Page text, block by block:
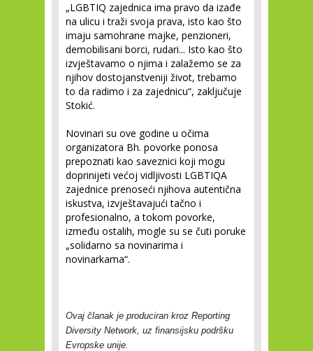
„LGBTIQ zajednica ima pravo da izađe
na ulicu i traži svoja prava, isto kao što
imaju samohrane majke, penzioneri,
demobilisani borci, rudari... Isto kao što
izvještavamo o njima i zalažemo se za
njihov dostojanstveniji život, trebamo
to da radimo i za zajednicu“, zaključuje
Stokić.
Novinari su ove godine u očima
organizatora Bh. povorke ponosa
prepoznati kao saveznici koji mogu
doprinijeti većoj vidljivosti LGBTIQA
zajednice prenoseći njihova autentična
iskustva, izvještavajući tačno i
profesionalno, a tokom povorke,
između ostalih, mogle su se čuti poruke
„solidarno sa novinarima i
novinarkama“.
Ovaj članak je produciran kroz Reporting
Diversity Network, uz finansijsku podršku
Evropske unije.